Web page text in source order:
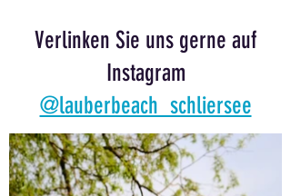
Verlinken Sie uns gerne auf
Instagram
@lauberbeach_schliersee